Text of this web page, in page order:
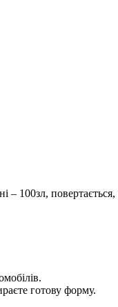
– 100зл,
готову форму.